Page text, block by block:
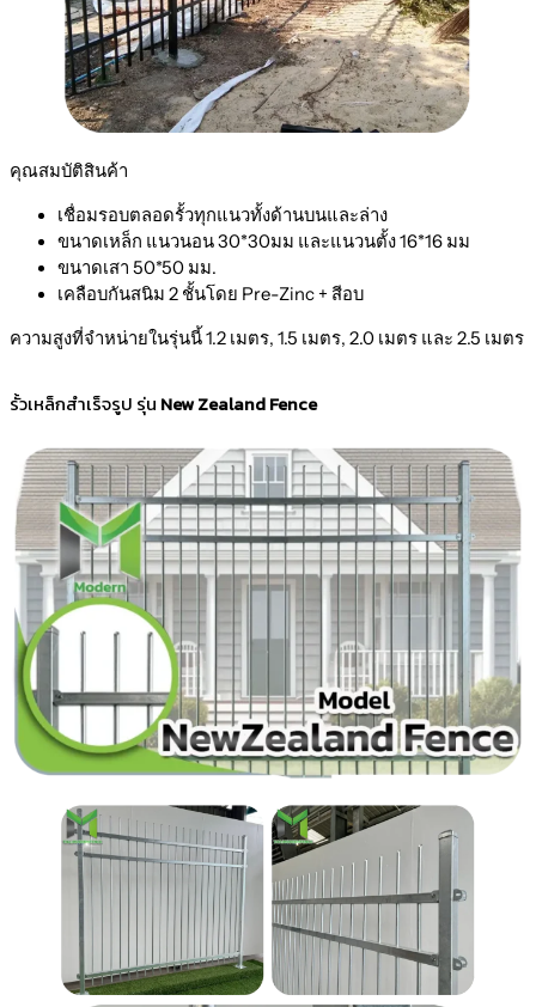
คุณสมบัติสินค้า
เชื่อมรอบตลอดรั้วทุกแนวทั้งด้านบนและล่าง
ขนาดเหล็ก แนวนอน 30*30มม และแนวนตั้ง 16*16 มม
ขนาดเสา 50*50 มม.
เคลือบกันสนิม 2 ชั้นโดย Pre-Zinc + สีอบ
ความสูงที่จำหน่ายในรุ่นนี้ 1.2 เมตร, 1.5 เมตร, 2.0 เมตร และ 2.5 เมตร
รั้วเหล็กสำเร็จรูป รุ่น New Zealand Fence